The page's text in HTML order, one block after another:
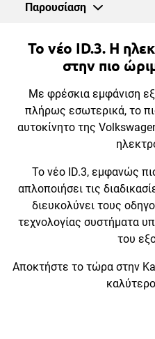
Παρουσίαση
Το νέο ID.3. Η
στην πιο
Με φρέσκια εμφάνιση
πλήρως εσωτερικά, το
αυτοκίνητο της
Το νέο ID.3, εμφανώς
απλοποιήσει τις
διευκολύνει τους
τεχνολογίας συστήματα
του
Αποκτήστε το τώρα στην